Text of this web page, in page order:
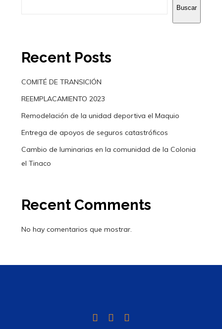
Buscar
Recent Posts
COMITÉ DE TRANSICIÓN
REEMPLACAMIENTO 2023
Remodelación de la unidad deportiva el Maquio
Entrega de apoyos de seguros catastróficos
Cambio de luminarias en la comunidad de la Colonia
el Tinaco
Recent Comments
No hay comentarios que mostrar.